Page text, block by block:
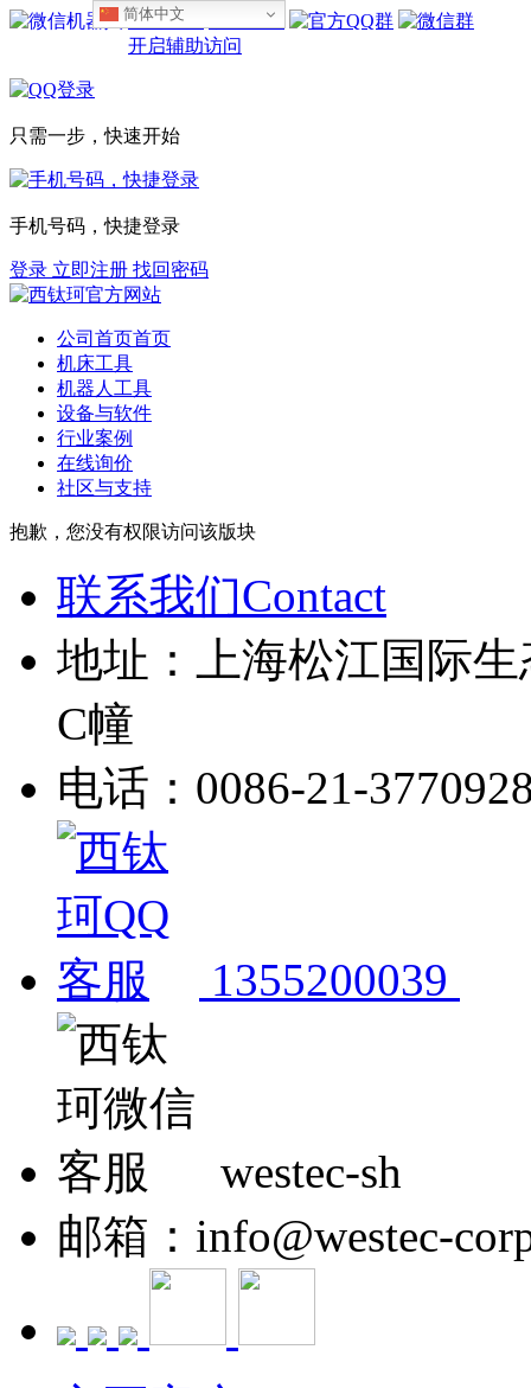
简体中文
设为首页
收藏本站
开启辅助访问
只需一步，快速开始
手机号码，快捷登录
登录 立即注册 找回密码
公司首页首页
机床工具
机器人工具
设备与软件
行业案例
在线询价
社区与支持
抱歉，您没有权限访问该版块
联系我们Contact
地址：上海松江国际
C幢
电话：0086-21-
1355200039
westec-sh
邮箱：info@westec-